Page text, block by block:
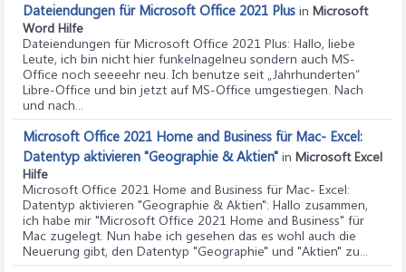
Dateiendungen für Microsoft Office 2021 Plus in Microsoft
Word Hilfe
Dateiendungen für Microsoft Office 2021 Plus: Hallo, liebe
Leute, ich bin nicht hier funkelnagelneu sondern auch MS-
Office noch seeeehr neu. Ich benutze seit „Jahrhunderten“
Libre-Office und bin jetzt auf MS-Office umgestiegen. Nach
und nach...
Microsoft Office 2021 Home and Business für Mac- Excel:
Datentyp aktivieren "Geographie & Aktien" in Microsoft Excel
Hilfe
Microsoft Office 2021 Home and Business für Mac- Excel:
Datentyp aktivieren "Geographie & Aktien": Hallo zusammen,
ich habe mir "Microsoft Office 2021 Home and Business" für
Mac zugelegt. Nun habe ich gesehen das es wohl auch die
Neuerung gibt, den Datentyp "Geographie" und "Aktien" zu...